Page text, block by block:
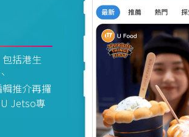
括港生
推介再攞
Jetso專